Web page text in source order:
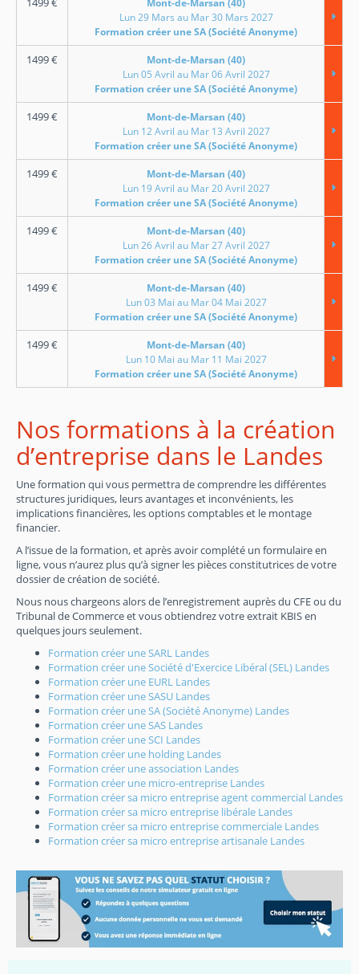
Mont-de-Marsan (40)
Lun 29 Mars au Mar 30 Mars 2027
Formation créer une SA (Société Anonyme)
1499€
Mont-de-Marsan (40)
Lun 05 Avril au Mar 06 Avril 2027
Formation créer une SA (Société Anonyme)
1499€
Mont-de-Marsan (40)
Lun 12 Avril au Mar 13 Avril 2027
Formation créer une SA (Société Anonyme)
1499€
Mont-de-Marsan (40)
Lun 19 Avril au Mar 20 Avril 2027
Formation créer une SA (Société Anonyme)
1499€
Mont-de-Marsan (40)
Lun 26 Avril au Mar 27 Avril 2027
Formation créer une SA (Société Anonyme)
1499€
Mont-de-Marsan (40)
Lun 03 Mai au Mar 04 Mai 2027
Formation créer une SA (Société Anonyme)
1499€
Mont-de-Marsan (40)
Lun 10 Mai au Mar 11 Mai 2027
Formation créer une SA (Société Anonyme)
Nos formations à la création
d’entreprise dans le Landes
Une formation qui vous permettra de comprendre les différentes
structures juridiques, leurs avantages et inconvénients, les
implications financières, les options comptables et le montage
financier.
A l’issue de la formation, et après avoir complété un formulaire en
ligne, vous n’aurez plus qu’à signer les pièces constitutrices de votre
dossier de création de société.
Nous nous chargeons alors de l’enregistrement auprès du CFE ou du
Tribunal de Commerce et vous obtiendrez votre extrait KBIS en
quelques jours seulement.
Formation créer une SARL Landes
Formation créer une Société d'Exercice Libéral (SEL) Landes
Formation créer une EURL Landes
Formation créer une SASU Landes
Formation créer une SA (Société Anonyme) Landes
Formation créer une SAS Landes
Formation créer une SCI Landes
Formation créer une holding Landes
Formation créer une association Landes
Formation créer une micro-entreprise Landes
Formation créer sa micro entreprise agent commercial Landes
Formation créer sa micro entreprise libérale Landes
Formation créer sa micro entreprise commerciale Landes
Formation créer sa micro entreprise artisanale Landes